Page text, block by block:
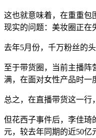
这也就意味着，在重重包
现实的问题：美妆圈正在
去年5月份，千万粉丝的
至于带货圈，当前主播阵
满，在面对女性产品时一
总之，在直播带货这一行
但花西子事件后，李佳琦
元，较去年同期的近50亿